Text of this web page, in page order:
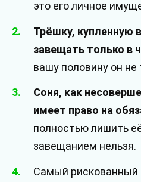
это его личное
Трёшку, купленную
завещать только в
вашу половину он не
Соня, как
имеет право на
полностью лишить
завещанием нельзя.
Самый рискованный